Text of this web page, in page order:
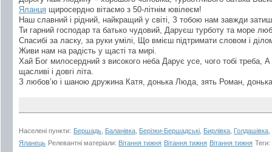
Яланця щиросердно вітаємо з 50-літнім ювілеєм!
Наш славний і рідний, найкращий у світі, З тобою нам завжди
Ти гарний господар та батько чудовий, Даруєш турботу та море
Спасибі за ласку, за руки умілі, Що вмієш підтримати словом і
Живи нам на радість у щасті та мирі.
Хай Бог милосердний з високого неба Дарує усе, чого тобі треба,
щасливі і довгі літа.
З любов’ю і шаною дружина Катя, донька Люда, зять Роман,
Населені пункти: Бершадь Баланівка Берізки-Бершадські Бирлівка Голдашівка
Яланець Релевантні матеріали: Вітання тижня Вітання тижня Вітання тижня Теги: